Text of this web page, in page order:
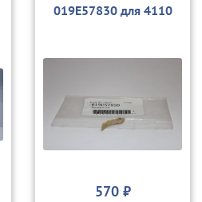
019E57830 для 4110
570 ₽